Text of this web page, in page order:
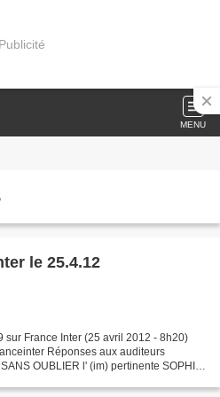
Publicité
MENU
le 25.4.12
France Inter (25 avril 2012 - 8h20)
Réponses aux auditeurs
OUBLIER l' (im) pertinente SOPHIE